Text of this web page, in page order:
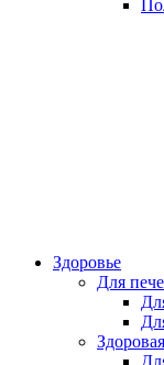
Здоровье
Для